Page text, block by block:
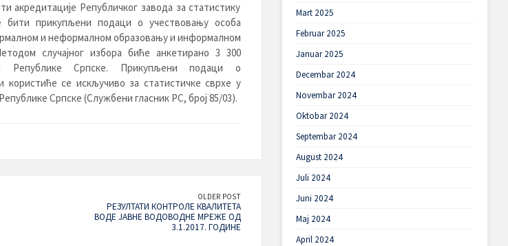
акредитације Републичког завода за статистику
бити прикупљени подаци о учествовању особа
и неформалном образовању и информалном
случајног избора биће анкетирано 3 300
Републике Српске. Прикупљени подаци о
користиће се искључиво за статистичке сврхе у
Српске (Службени гласник РС, број 85/03).
OLDER POST
РЕЗУЛТАТИ КОНТРОЛЕ КВАЛИТЕТА
ВОДЕ ЈАВНЕ ВОДОВОДНЕ МРЕЖЕ ОД
3.1.2017. ГОДИНЕ
Mart 2025
Februar 2025
Januar 2025
Decembar 2024
Novembar 2024
Oktobar 2024
Septembar 2024
August 2024
Juli 2024
Juni 2024
Maj 2024
April 2024